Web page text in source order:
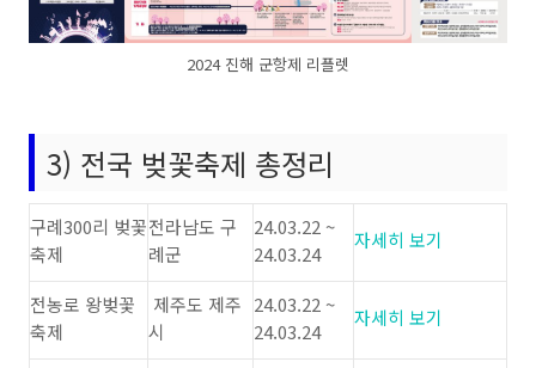
2024 진해 군항제 리플렛
3) 전국 벚꽃축제 총정리
구례300리 벚꽃
축제
전라남도 구
례군
24.03.22 ~
24.03.24
자세히 보기
전농로 왕벚꽃
축제
제주도 제주
시
24.03.22 ~
24.03.24
자세히 보기